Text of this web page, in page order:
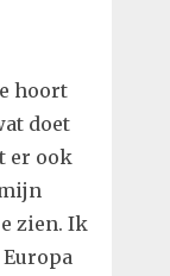
hoort
doet
er ook
zien. Ik